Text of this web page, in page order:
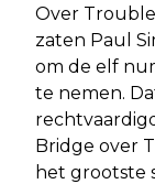
Over
zaten Paul
om de elf
te nemen.
Bridge over
het grootste